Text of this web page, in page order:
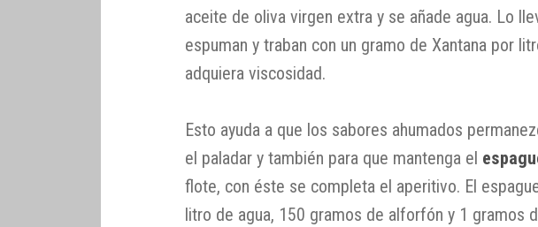
aceite de oliva virgen extra y se añade agua. Lo
espuman y traban con un gramo de Xantana por
adquiera viscosidad.
Esto ayuda a que los sabores ahumados
el paladar y también para que mantenga el
flote, con éste se completa el aperitivo. El
litro de agua, 150 gramos de alforfón y 1 gramos